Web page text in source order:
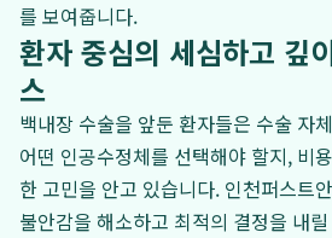
를 보여줍니다.
환자 중심의 세심하고 깊
스
백내장 수술을 앞둔 환자들은 수술 자
어떤 인공수정체를 선택해야 할지, 비
한 고민을 안고 있습니다. 인천퍼스트
불안감을 해소하고 최적의 결정을 내